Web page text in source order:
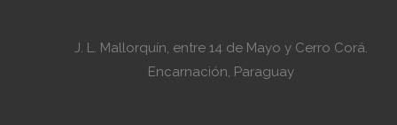
J. L. Mallorquín, entre 14 de Mayo y Cerro Corá.
Encarnación, Paraguay